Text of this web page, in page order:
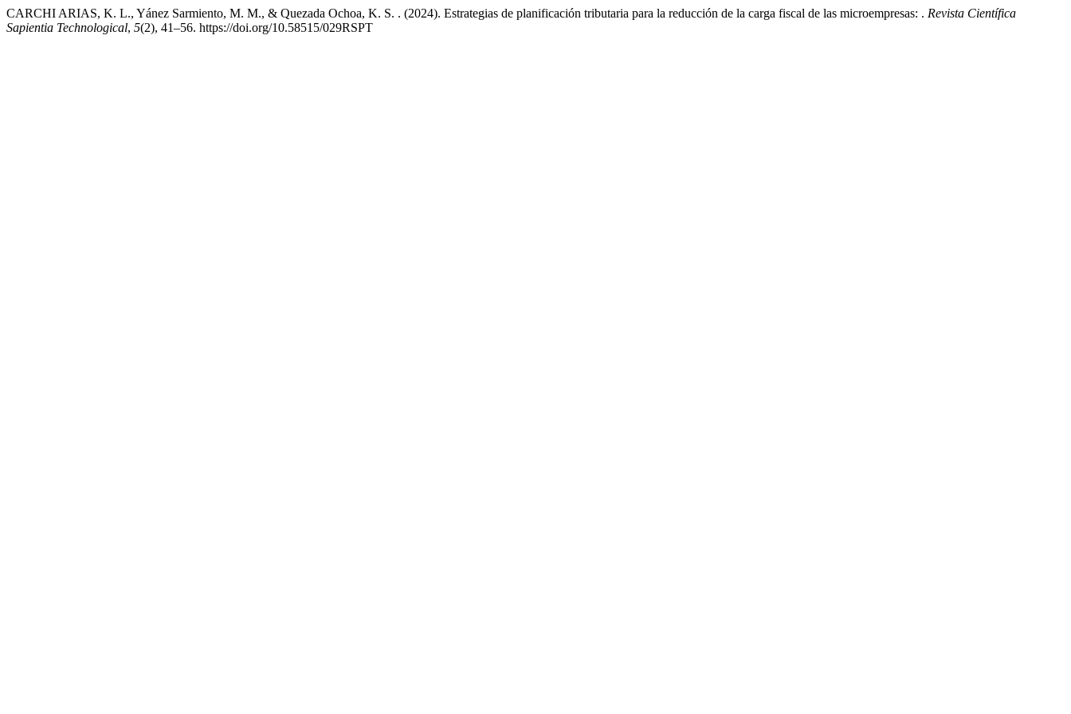
CARCHI ARIAS, K. L., Yánez Sarmiento, M. M., & Quezada Ochoa, K. S. . (2024). Estrategias de planificación tributaria para la reducción de la carga fiscal de las microempresas: . Revista Científica
Sapientia Technological, 5(2), 41–56. https://doi.org/10.58515/029RSPT